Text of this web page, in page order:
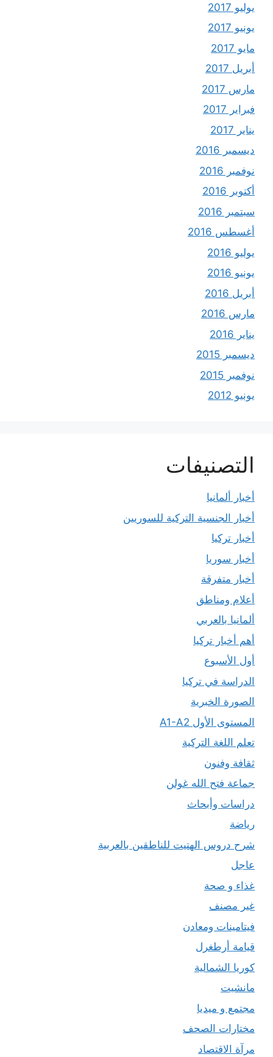
يوليو 2017
يونيو 2017
مايو 2017
أبريل 2017
مارس 2017
فبراير 2017
يناير 2017
ديسمبر 2016
نوفمبر 2016
أكتوبر 2016
سبتمبر 2016
أغسطس 2016
يوليو 2016
يونيو 2016
أبريل 2016
مارس 2016
يناير 2016
ديسمبر 2015
نوفمبر 2015
يونيو 2012
التصنيفات
أخبار ألمانيا
أخبار الجنسية التركية للسوريين
أخبار تركيا
أخبار سوريا
أخبار متفرقة
أعلام ومناطق
ألمانيا بالعربي
أهم أخبار تركيا
أول الأسبوع
الدراسة في تركيا
الصورة الخبرية
المستوى الأول A1-A2
تعلم اللغة التركية
ثقافة وفنون
جماعة فتح الله غولن
دراسات وأبحاث
رياضة
شرح دروس الهتيت للناطقين بالعربية
عاجل
غذاء و صحة
غير مصنف
فيتامينات ومعادن
قيامة أرطغرل
كوريا الشمالية
مانشيت
مجتمع و ميديا
مختارات الصحف
مرآة الاقتصاد